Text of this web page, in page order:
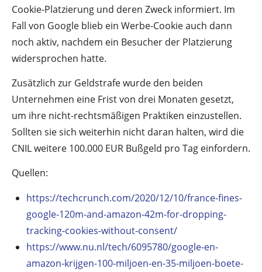
Cookie-Platzierung und deren Zweck informiert. Im
Fall von Google blieb ein Werbe-Cookie auch dann
noch aktiv, nachdem ein Besucher der Platzierung
widersprochen hatte.
Zusätzlich zur Geldstrafe wurde den beiden
Unternehmen eine Frist von drei Monaten gesetzt,
um ihre nicht-rechtsmäßigen Praktiken einzustellen.
Sollten sie sich weiterhin nicht daran halten, wird die
CNIL weitere 100.000 EUR Bußgeld pro Tag einfordern.
Quellen:
https://techcrunch.com/2020/12/10/france-fines-
google-120m-and-amazon-42m-for-dropping-
tracking-cookies-without-consent/
https://www.nu.nl/tech/6095780/google-en-
amazon-krijgen-100-miljoen-en-35-miljoen-boete-